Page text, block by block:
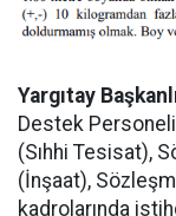
Yargıtay
Destek
(Sıhhi Tesisat),
(İnşaat),
kadrolarında